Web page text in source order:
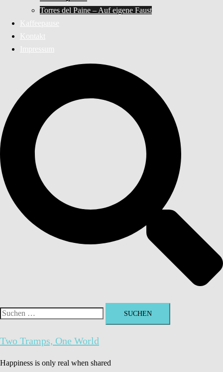
Torres del Paine – Auf eigene Faust
Kaffeepause
Kontakt
Impressum
Suchen
Two Tramps, One World
Happiness is only real when shared